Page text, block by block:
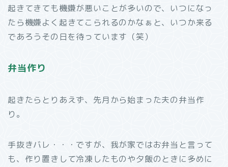
起きてきても機嫌が悪いことが多いので、いつになっ
たら機嫌よく起きてこられるのかなぁと、いつか来る
であろうその日を待っています（笑）
弁当作り
起きたらとりあえず、先月から始まった夫の弁当作
り。
手抜きバレ・・・ですが、我が家ではお弁当と言って
も、作り置きして冷凍したものや夕飯のときに多めに